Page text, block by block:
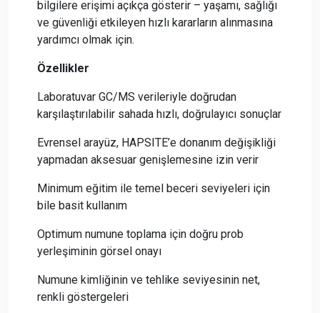
bilgilere erişimi açıkça gösterir – yaşamı, sağlığı
ve güvenliği etkileyen hızlı kararların alınmasına
yardımcı olmak için.
Özellikler
Laboratuvar GC/MS verileriyle doğrudan
karşılaştırılabilir sahada hızlı, doğrulayıcı sonuçlar
Evrensel arayüz, HAPSITE’e donanım değişikliği
yapmadan aksesuar genişlemesine izin verir
Minimum eğitim ile temel beceri seviyeleri için
bile basit kullanım
Optimum numune toplama için doğru prob
yerleşiminin görsel onayı
Numune kimliğinin ve tehlike seviyesinin net,
renkli göstergeleri